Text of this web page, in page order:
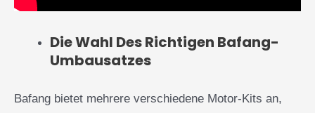
Die Wahl Des Richtigen Bafang-
Umbausatzes
Bafang bietet mehrere verschiedene Motor-Kits an,